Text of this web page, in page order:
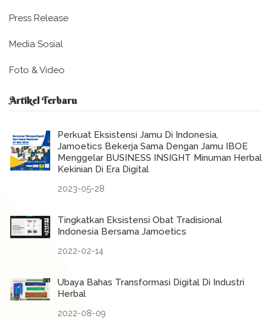
Press Release
Media Sosial
Foto & Video
Artikel Terbaru
Perkuat Eksistensi Jamu Di Indonesia,
Jamoetics Bekerja Sama Dengan Jamu IBOE
Menggelar BUSINESS INSIGHT Minuman Herbal
Kekinian Di Era Digital
2023-05-28
Tingkatkan Eksistensi Obat Tradisional
Indonesia Bersama Jamoetics
2022-02-14
Ubaya Bahas Transformasi Digital Di Industri
Herbal
2022-08-09